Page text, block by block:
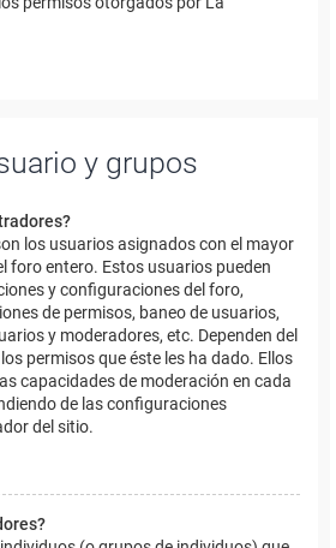
y grupos
los usuarios asignados con el mayor
foro entero. Estos usuarios pueden
y configuraciones del foro,
de permisos, baneo de usuarios,
y moderadores, etc. Dependen del
permisos que éste les ha dado. Ellos
capacidades de moderación en cada
de las configuraciones
del sitio.